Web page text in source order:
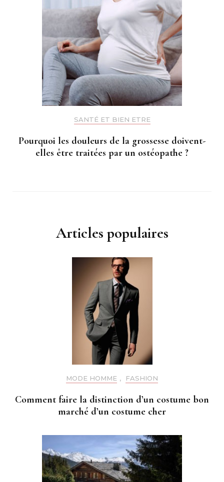
SANTÉ ET BIEN ETRE
Pourquoi les douleurs de la grossesse doivent-
elles être traitées par un ostéopathe ?
Articles populaires
MODE HOMME , FASHION
Comment faire la distinction d’un costume bon
marché d’un costume cher